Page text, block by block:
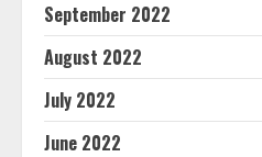
September 2022
August 2022
July 2022
June 2022